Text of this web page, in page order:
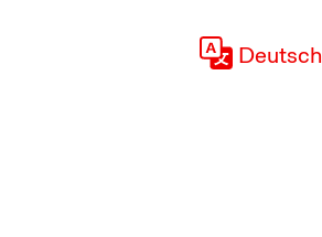
Deutsch